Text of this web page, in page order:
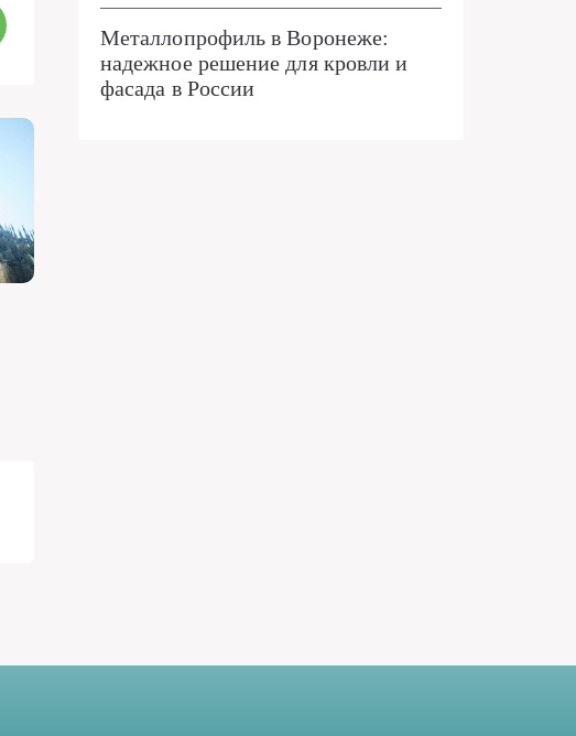
Металлопрофиль в Воронеже:
надежное решение для кровли и
фасада в России